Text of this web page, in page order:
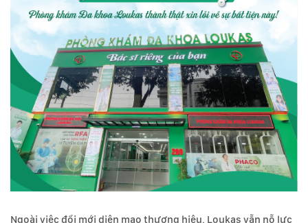
Ngoài việc đổi mới diện mạo thương hiệu, Loukas vẫn nỗ lực